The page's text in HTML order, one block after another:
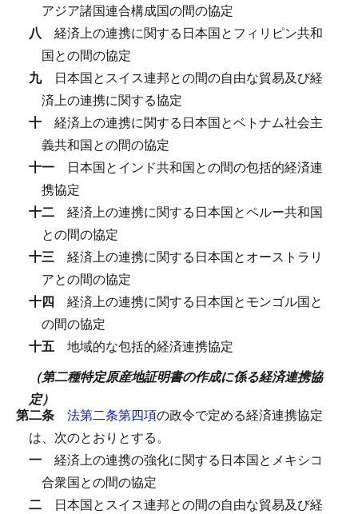
アジア諸国連合構成国の間の協定
八 経済上の連携に関する日本国とフィリピン共和
国との間の協定
九 日本国とスイス連邦との間の自由な貿易及び経
済上の連携に関する協定
十 経済上の連携に関する日本国とベトナム社会主
義共和国との間の協定
十一 日本国とインド共和国との間の包括的経済連
携協定
十二 経済上の連携に関する日本国とペルー共和国
との間の協定
十三 経済上の連携に関する日本国とオーストラリ
アとの間の協定
十四 経済上の連携に関する日本国とモンゴル国と
の間の協定
十五 地域的な包括的経済連携協定
（第二種特定原産地証明書の作成に係る経済連携協
定）
第二条 法第二条第四項の政令で定める経済連携協定
は、次のとおりとする。
一 経済上の連携の強化に関する日本国とメキシコ
合衆国との間の協定
二 日本国とスイス連邦との間の自由な貿易及び経